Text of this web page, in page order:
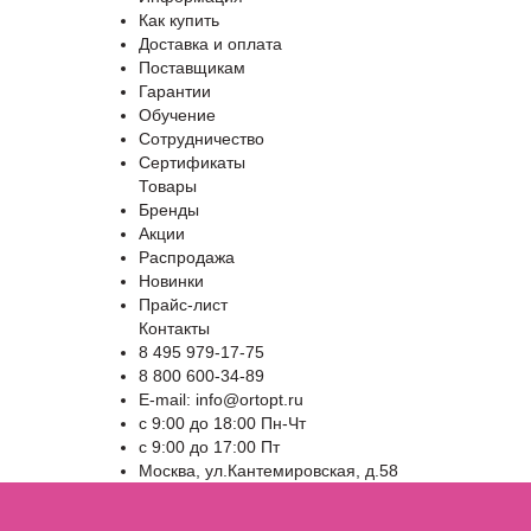
Как купить
Доставка и оплата
Поставщикам
Гарантии
Обучение
Сотрудничество
Сертификаты
Товары
Бренды
Акции
Распродажа
Новинки
Прайс-лист
Контакты
8 495 979-17-75
8 800 600-34-89
E-mail: info@ortopt.ru
c 9:00 до 18:00 Пн-Чт
c 9:00 до 17:00 Пт
Москва, ул.Кантемировская, д.58